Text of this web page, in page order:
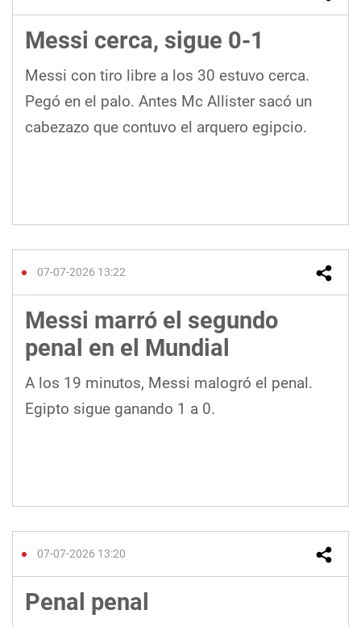
Messi cerca, sigue 0-1
Messi con tiro libre a los 30 estuvo cerca.
Pegó en el palo. Antes Mc Allister sacó un
cabezazo que contuvo el arquero egipcio.
07-07-2026 13:22
Messi marró el segundo
penal en el Mundial
A los 19 minutos, Messi malogró el penal.
Egipto sigue ganando 1 a 0.
07-07-2026 13:20
Penal penal